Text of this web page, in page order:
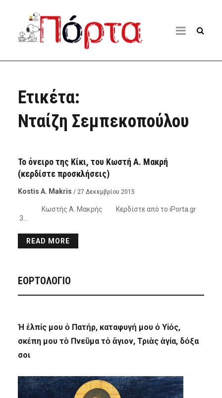
Ετικέτα:
Νταίζη Σεμπεκοπούλου
Το όνειρο της Κίκι, του Κωστή Α. Μακρή
(κερδίστε προσκλήσεις)
Kostis A. Makris / 27 Δεκεμβρίου 2015
Κωστής Α. Μακρής Κερδίστε από το iPorta.gr
3…
READ MORE
ΕΟΡΤΟΛΟΓΙΟ
Ἡ ἐλπίς μου ὁ Πατήρ, καταφυγή μου ὁ Υἱός,
σκέπη μου τὸ Πνεῦμα τὸ ἅγιον, Τριὰς ἁγία, δόξα
σοι